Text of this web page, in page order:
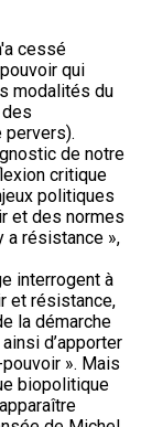
cessé
qui
modalités du
pervers).
de notre
critique
politiques
et des normes
a résistance »,
interrogent à
et résistance,
la démarche
d’apporter
». Mais
biopolitique